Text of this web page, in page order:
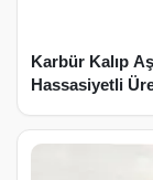
Karbür Kalıp
Hassasiyetli